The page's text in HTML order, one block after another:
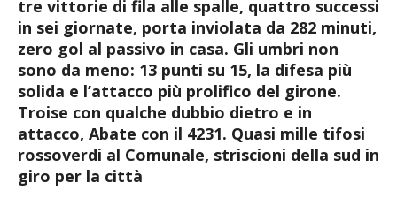
tre vittorie di fila alle spalle, quattro successi
in sei giornate, porta inviolata da 282 minuti,
zero gol al passivo in casa. Gli umbri non
sono da meno: 13 punti su 15, la difesa più
solida e l’attacco più prolifico del girone.
Troise con qualche dubbio dietro e in
attacco, Abate con il 4231. Quasi mille tifosi
rossoverdi al Comunale, striscioni della sud in
giro per la città